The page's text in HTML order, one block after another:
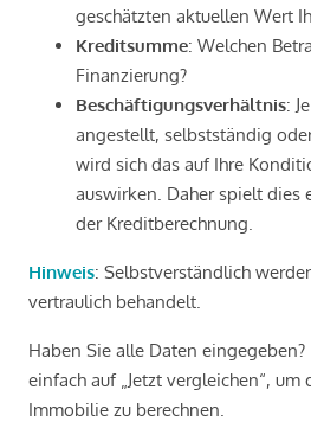
geschätzten aktuellen Wert
Kreditsumme: Welchen
Finanzierung?
Beschäftigungsverhältnis:
angestellt, selbstständig
wird sich das auf Ihre
auswirken. Daher spielt dies
der Kreditberechnung.
Hinweis: Selbstverständlich
vertraulich behandelt.
Haben Sie alle Daten
einfach auf „Jetzt vergleichen“,
Immobilie zu berechnen.